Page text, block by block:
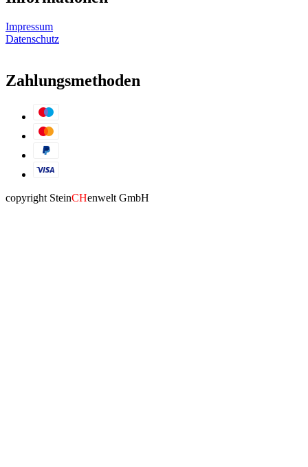
Impressum
Datenschutz
Zahlungsmethoden
copyright SteinCHenwelt GmbH